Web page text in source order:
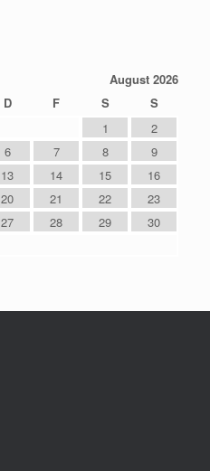
August 2026
D F S
S
1
2
6 7 8
9
13 14 15
16
20 21 22
23
27 28 29
30